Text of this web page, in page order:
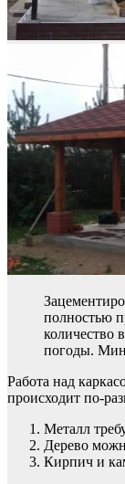
полностью
количество
погоды.
Работа над
происходит по-
Металл
Дерево
Кирпич и